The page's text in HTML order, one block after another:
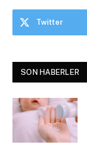
Twitter
SON HABERLER